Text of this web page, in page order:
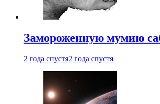
Замороженную мумию
2 года спустя2 года спустя